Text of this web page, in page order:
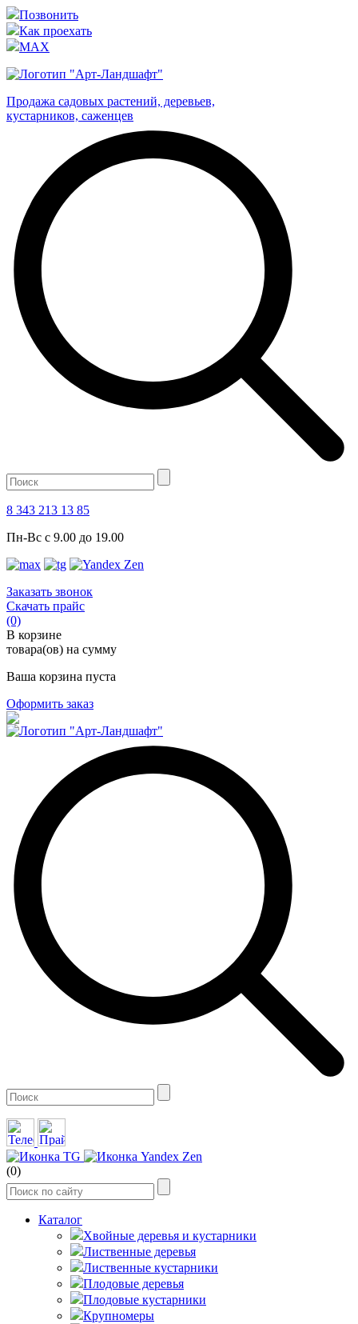
Позвонить
Как проехать
MAX
Продажа садовых растений, деревьев,
кустарников, саженцев
8 343 213 13 85
Пн-Вс с 9.00 до 19.00
Заказать звонок
Скачать прайс
(0)
В корзине
товара(ов) на сумму
Ваша корзина пуста
Оформить заказ
(0)
Каталог
Хвойные деревья и кустарники
Лиственные деревья
Лиственные кустарники
Плодовые деревья
Плодовые кустарники
Крупномеры